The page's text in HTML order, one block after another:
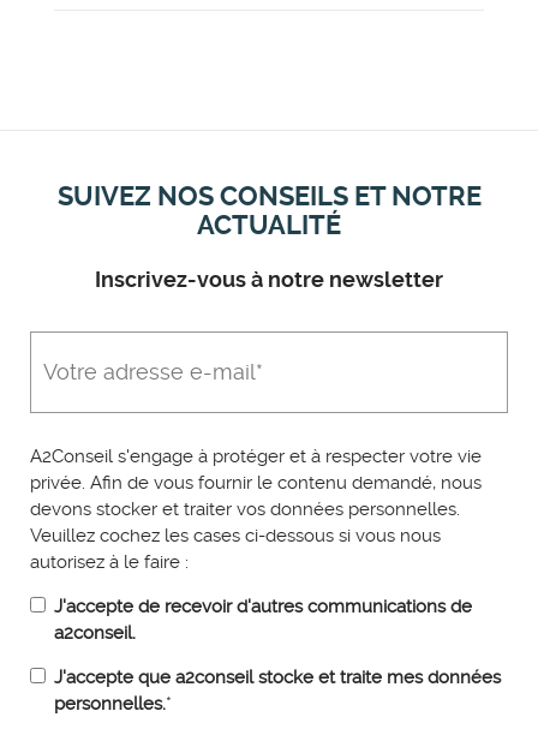
SUIVEZ NOS CONSEILS ET NOTRE
ACTUALITÉ
Inscrivez-vous à notre newsletter
A2Conseil s'engage à protéger et à respecter votre vie
privée. Afin de vous fournir le contenu demandé, nous
devons stocker et traiter vos données personnelles.
Veuillez cochez les cases ci-dessous si vous nous
autorisez à le faire :
J'accepte de recevoir d'autres communications de
a2conseil.
J'accepte que a2conseil stocke et traite mes données
personnelles.*